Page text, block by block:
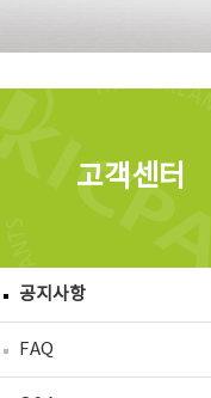
고객센터
공지사항
FAQ